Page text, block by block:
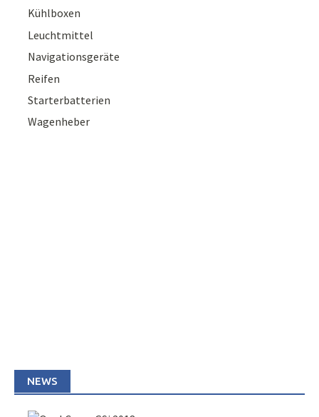
Kühlboxen
Leuchtmittel
Navigationsgeräte
Reifen
Starterbatterien
Wagenheber
NEWS